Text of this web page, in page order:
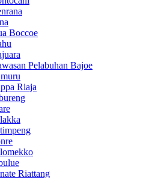
Boccoe
Pelabuhan Bajoe
Riaja
Riattang